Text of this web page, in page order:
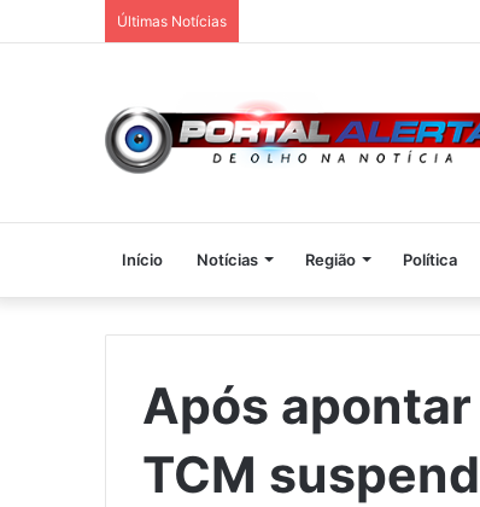
Últimas Notícias
Início Notícias Região Política
Após
TCM